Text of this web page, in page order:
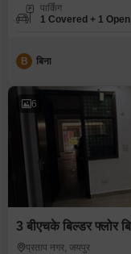
पार्किंग
1 Covered + 1 Open
B बिना
6
3 बीएचके बिल्डर फ्लोर
प्रताप नगर, जयपुर